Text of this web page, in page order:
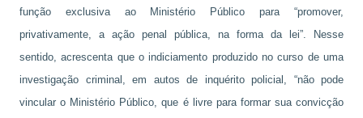
função exclusiva ao Ministério Público para “promover,
privativamente, a ação penal pública, na forma da lei”. Nesse
sentido, acrescenta que o indiciamento produzido no curso de uma
investigação criminal, em autos de inquérito policial, “não pode
vincular o Ministério Público, que é livre para formar sua convicção